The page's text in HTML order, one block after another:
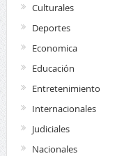
Culturales
Deportes
Economica
Educación
Entretenimiento
Internacionales
Judiciales
Nacionales